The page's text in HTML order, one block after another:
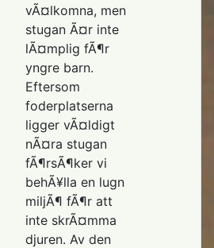
vÃ¤lkomna, men
stugan Ã¤r inte
lÃ¤mplig fÃ¶r
yngre barn.
Eftersom
foderplatserna
ligger vÃ¤ldigt
nÃ¤ra stugan
fÃ¶rsÃ¶ker vi
behÃ¥lla en lugn
miljÃ¶ fÃ¶r att
inte skrÃ¤mma
djuren. Av den